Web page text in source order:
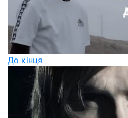
До кінця